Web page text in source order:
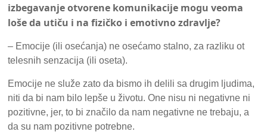
izbegavanje otvorene komunikacije mogu veoma
loše da utiču i na fizičko i emotivno zdravlje?
– Emocije (ili osećanja) ne osećamo stalno, za razliku ot
telesnih senzacija (ili oseta).
Emocije ne služe zato da bismo ih delili sa drugim ljudima,
niti da bi nam bilo lepše u životu. One nisu ni negativne ni
pozitivne, jer, to bi značilo da nam negativne ne trebaju, a
da su nam pozitivne potrebne.